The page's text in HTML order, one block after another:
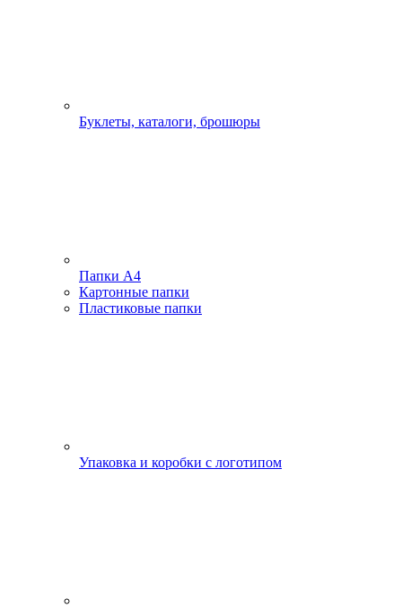
Буклеты, каталоги, брошюры
Папки А4
Картонные папки
Пластиковые папки
Упаковка и коробки с логотипом